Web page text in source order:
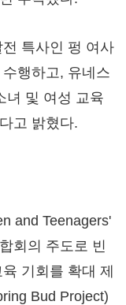
특사인 펑 여사
행하고, 유네스
녀 및 여성 교육
고 밝혔다.
and Teenagers'
회의 주도로 빈
기회를 확대 제
Bud Project)